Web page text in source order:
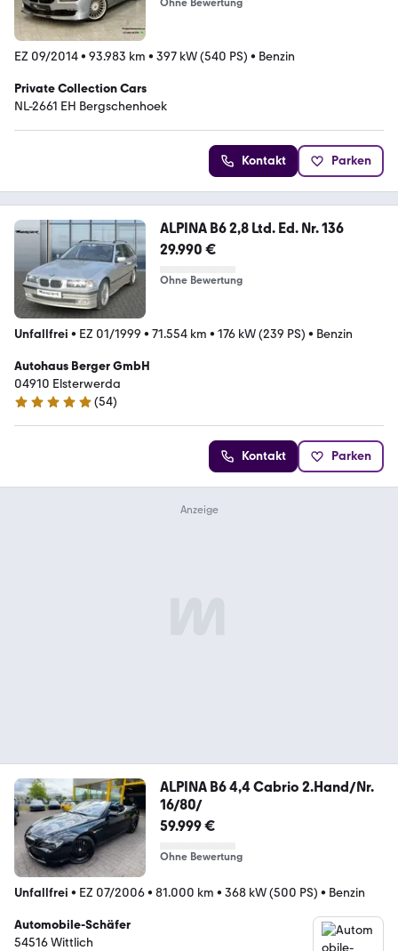
Ohne Bewertung
EZ 09/2014• 93.983 km • 397 kW (540 PS) • Benzin
Private Collection Cars
NL-2661 EH Bergschenhoek
Kontakt Parken
ALPINA B6 2,8 Ltd. Ed. Nr. 136
29.990 €
Ohne Bewertung
Unfallfrei • EZ 01/1999 • 71.554 km • 176 kW (239 PS) • Benzin
Autohaus Berger GmbH
04910 Elsterwerda
5 Sterne
(54)
Kontakt Parken
ALPINA B6 4,4 Cabrio 2.Hand/Nr.
16/80/
59.999 €
Ohne Bewertung
Unfallfrei • EZ 07/2006• 81.000 km • 368 kW (500 PS) • Benzin
Automobile-Schäfer
54516 Wittlich